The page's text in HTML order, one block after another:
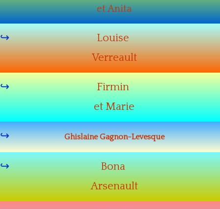
et Anita
Louise
Verreault
Firmin
et Marie
Ghislaine Gagnon-Levesque
Bona
Arsenault